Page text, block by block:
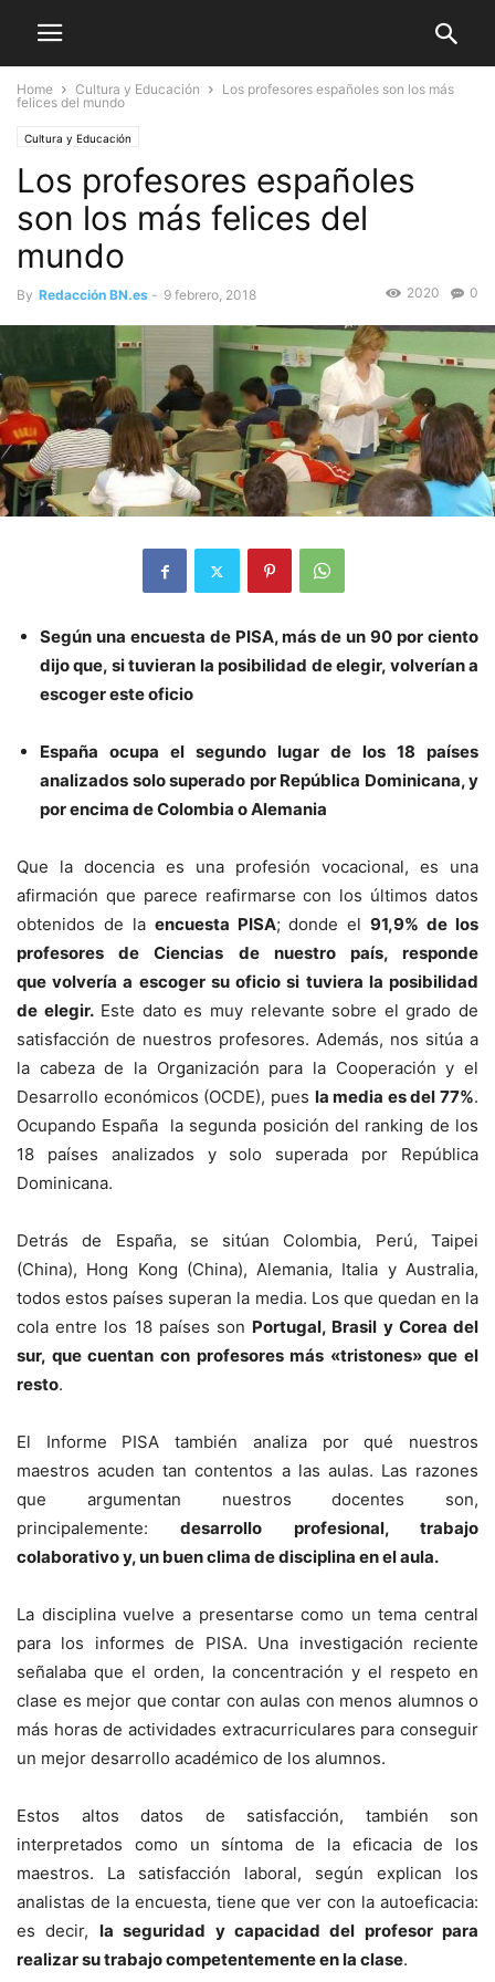
Home Cultura y Educación
Los profesores españoles son los más
felices del mundo
Cultura y Educación
Los profesores españoles
son los más felices del
mundo
By Redacción BN.es - 9 febrero, 2018 0
2020
Según una encuesta de PISA, más de un 90 por ciento
dijo que, si tuvieran la posibilidad de elegir, volverían a
escoger este oficio
España ocupa el segundo lugar de los 18 países
analizados solo superado por República Dominicana, y
por encima de Colombia o Alemania
Que la docencia es una profesión vocacional, es una
afirmación que parece reafirmarse con los últimos datos
obtenidos de la encuesta PISA; donde el91,9% de los
profesores de Ciencias de nuestro país, responde
que volvería a escoger su oficio si tuviera la posibilidad
de elegir.Este dato es muy relevante sobre el grado de
satisfacción de nuestros profesores. Además, nos sitúa a
la cabeza de la Organización para la Cooperación y el
Desarrollo económicos (OCDE), pues la media es del 77%.
Ocupando España la segunda posición del ranking de los
18 países analizados y solo superada por República
Dominicana.
Detrás de España, se sitúan Colombia, Perú, Taipei
(China), Hong Kong (China), Alemania, Italia y Australia,
todos estos países superan la media. Los que quedan en la
cola entre los 18 países son Portugal, Brasil y Corea del
sur, que cuentan con profesores más «tristones» que el
resto.
El Informe PISA también analiza por qué nuestros
maestros acuden tan contentos a las aulas. Las razones
que argumentan nuestros docentes son,
principalemente:desarrollo profesional, trabajo
colaborativo y, un buen clima de disciplina en el aula.
La disciplina vuelve a presentarse como un tema central
para los informes de PISA. Una investigación reciente
señalaba que el orden, la concentración y el respeto en
clase es mejor que contar con aulas con menos alumnos o
más horas de actividades extracurriculares para conseguir
un mejor desarrollo académico de los alumnos.
Estos altos datos de satisfacción, también son
interpretados como un síntoma de la eficacia de los
maestros. La satisfacción laboral, según explican los
analistas de la encuesta, tiene que ver con la autoeficacia:
es decir, la seguridad y capacidad del profesor para
realizar su trabajo competentemente en la clase.